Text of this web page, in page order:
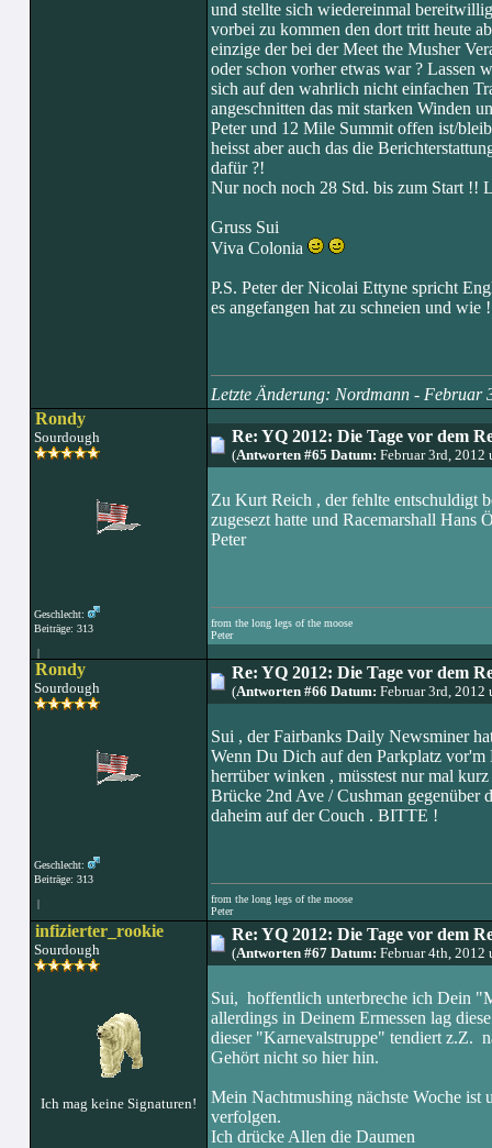
und stellte sich wiedereinmal
vorbei zu kommen den dort tritt heute
einzige der bei der Meet the Musher
oder schon vorher etwas war ? Lassen
sich auf den wahrlich nicht einfachen
angeschnitten das mit starken Winden
Peter und 12 Mile Summit offen ist/
heisst aber auch das die
dafür ?!
Nur noch noch 28 Std. bis zum Start !!
Gruss Sui
Viva Colonia
P.S. Peter der Nicolai Ettyne spricht
es angefangen hat zu schneien und wie
Letzte Änderung: Nordmann - Februar
Rondy
Sourdough
Geschlecht:
Beiträge: 313
|
Re: YQ 2012: Die Tage vor dem
(Antworten #65 Datum: Februar 3rd, 2012
Zu Kurt Reich , der fehlte entschuldigt
zugesezt hatte und Racemarshall Hans
Peter
from the long legs of the moose
Peter
Rondy
Sourdough
Geschlecht:
Beiträge: 313
|
Re: YQ 2012: Die Tage vor dem
(Antworten #66 Datum: Februar 3rd, 2012
Sui , der Fairbanks Daily Newsminer
Wenn Du Dich auf den Parkplatz
herrüber winken , müsstest nur mal
Brücke 2nd Ave / Cushman
daheim auf der Couch . BITTE !
from the long legs of the moose
Peter
infizierter_rookie
Sourdough
Ich mag keine Signaturen!
Re: YQ 2012: Die Tage vor dem
(Antworten #67 Datum: Februar 4th, 2012
Sui, hoffentlich unterbreche ich Dein
allerdings in Deinem Ermessen lag
dieser "Karnevalstruppe" tendiert z.Z.
Gehört nicht so hier hin.
Mein Nachtmushing nächste Woche ist
verfolgen.
Ich drücke Allen die Daumen